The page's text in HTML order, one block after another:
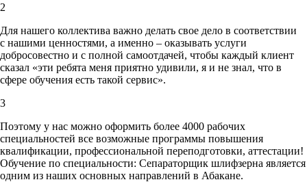
2
Для нашего коллектива важно делать свое дело в соответствии
с нашими ценностями, а именно – оказывать услуги
добросовестно и с полной самоотдачей, чтобы каждый клиент
сказал «эти ребята меня приятно удивили, я и не знал, что в
сфере обучения есть такой сервис».
3
Поэтому у нас можно оформить более 4000 рабочих
специальностей все возможные программы повышения
квалификации, профессиональной переподготовки, аттестации!
Обучение по специальности: Сепараторщик шлифзерна является
одним из наших основных направлений в Абакане.